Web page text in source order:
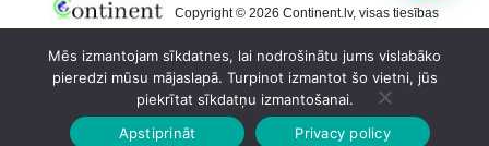
Copyright © 2026 Continent.lv, visas tiesības
Sākumlapa Veikalā Grozs
Mēs izmantojam sīkdatnes, lai nodrošinātu jums vislabāko
pieredzi mūsu mājaslapā. Turpinot izmantot šo vietni, jūs
piekrītat sīkdatņu izmantošanai.
Apstiprināt
Privacy policy